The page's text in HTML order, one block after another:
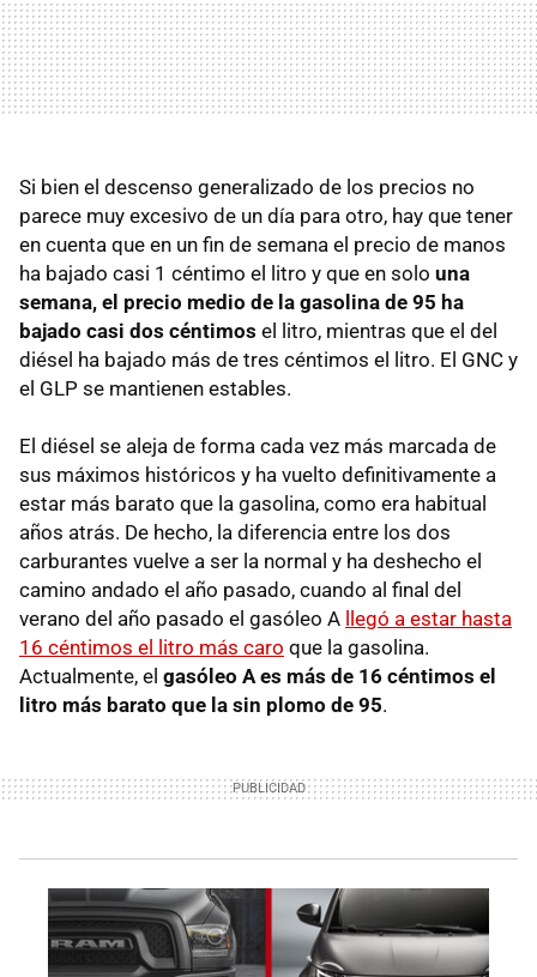
Si bien el descenso generalizado de los precios no
parece muy excesivo de un día para otro, hay que tener
en cuenta que en un fin de semana el precio de manos
ha bajado casi 1 céntimo el litro y que en solo una
semana, el precio medio de la gasolina de 95 ha
bajado casi dos céntimos el litro, mientras que el del
diésel ha bajado más de tres céntimos el litro. El GNC y
el GLP se mantienen estables.
El diésel se aleja de forma cada vez más marcada de
sus máximos históricos y ha vuelto definitivamente a
estar más barato que la gasolina, como era habitual
años atrás. De hecho, la diferencia entre los dos
carburantes vuelve a ser la normal y ha deshecho el
camino andado el año pasado, cuando al final del
verano del año pasado el gasóleo A llegó a estar hasta
16 céntimos el litro más caro que la gasolina.
Actualmente, el gasóleo A es más de 16 céntimos el
litro más barato que la sin plomo de 95.